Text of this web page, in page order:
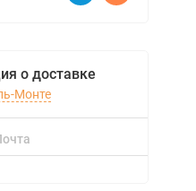
о доставке
Монте